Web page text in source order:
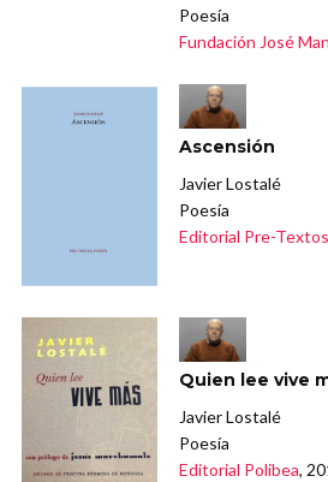
Poesía
Fundación José
Ascensión
Javier Lostalé
Poesía
Editorial Pre-
Quien lee vive
Javier Lostalé
Poesía
Editorial Polibea,